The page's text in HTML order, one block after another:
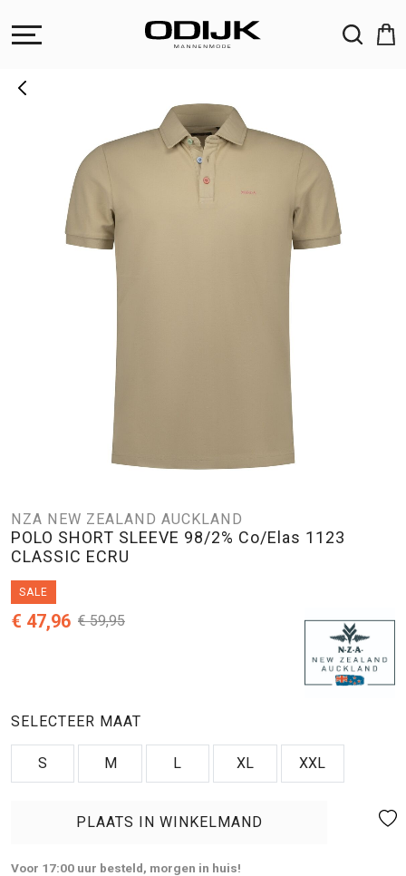
NZA NEW ZEALAND AUCKLAND
POLO SHORT SLEEVE 98/2% Co/Elas 1123
CLASSIC ECRU
SALE
€ 59,95
€ 47,96
SELECTEER MAAT
S M L XL XXL
PLAATS IN WINKELMAND
Voor 17:00 uur besteld, morgen in huis!